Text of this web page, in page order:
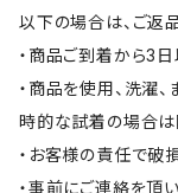
以下の場合は、ご返
・商品ご到着から3
・商品を使用、洗濯
時的な試着の場合は
・お客様の責任で破
・事前にご連絡を頂